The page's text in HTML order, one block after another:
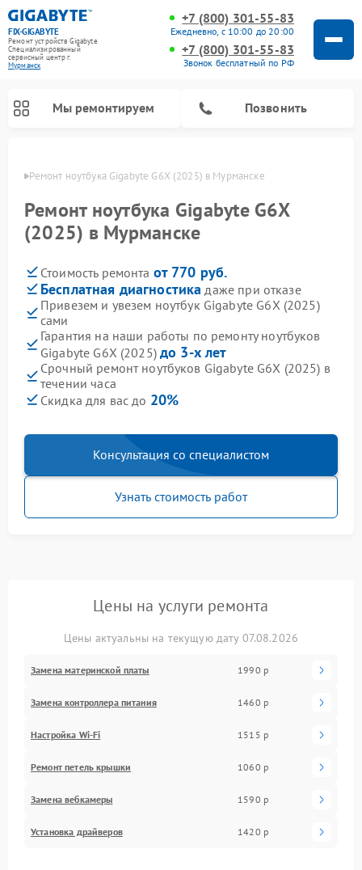
FIX-GIGABYTE
Ремонт устройств Gigabyte
Специализированный
cервисный центр г.
Мурманск
+7 (800) 301-55-83
Ежедневно, с 10:00 до 20:00
+7 (800) 301-55-83
Звонок бесплатный по РФ
Мы ремонтируем Позвонить
Ремонт ноутбука Gigabyte G6X (2025) в Мурманске
Ремонт ноутбука Gigabyte G6X
(2025) в Мурманске
Стоимость ремонта от 770 руб.
Бесплатная диагностика даже при отказе
Привезем и увезем ноутбук Gigabyte G6X (2025)
сами
Гарантия на наши работы по ремонту ноутбуков
Gigabyte G6X (2025) до 3-х лет
Срочный ремонт ноутбуков Gigabyte G6X (2025) в
течении часа
Скидка для вас до 20%
Консультация со специалистом
Узнать стоимость работ
Цены на услуги ремонта
Цены актуальны на текущую дату 07.08.2026
Замена материнской платы 1990 р
Замена контроллера питания 1460 р
Настройка Wi-Fi 1515 р
Ремонт петель крышки 1060 р
Замена вебкамеры 1590 р
Установка драйверов 1420 р